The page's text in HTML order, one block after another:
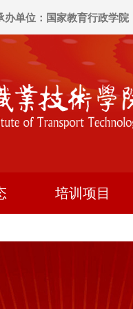
办单位：国家教育行政学院
培训项目